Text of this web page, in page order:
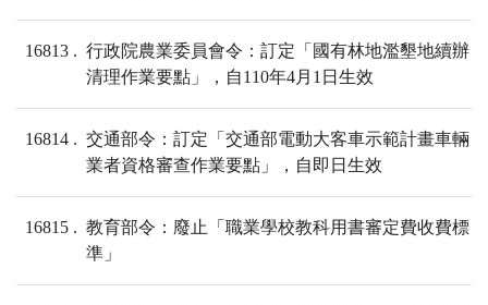
16813
行政院農業委員會令：訂定「國有林地濫墾地續辦
清理作業要點」，自110年4月1日生效
16814
交通部令：訂定「交通部電動大客車示範計畫車輛
業者資格審查作業要點」，自即日生效
16815
教育部令：廢止「職業學校教科用書審定費收費標
準」